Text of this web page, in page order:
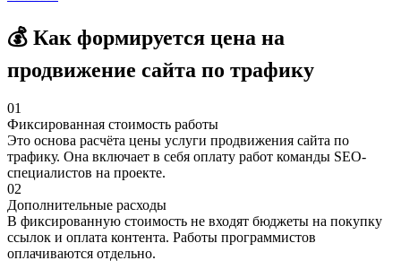
💰 Как формируется цена на
продвижение сайта по трафику
01
Фиксированная стоимость работы
Это основа расчёта цены услуги продвижения сайта по
трафику. Она включает в себя оплату работ команды SEO-
специалистов на проекте.
02
Дополнительные расходы
В фиксированную стоимость не входят бюджеты на покупку
ссылок и оплата контента. Работы программистов
оплачиваются отдельно.